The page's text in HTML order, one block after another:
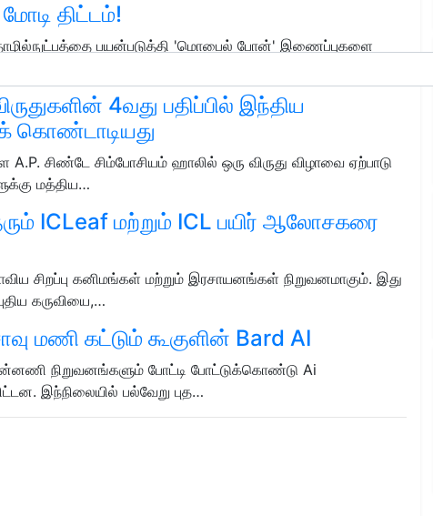
திட்டம்!
பயன்படுத்தி 'மொபைல் போன்' இணைப்புகளை
4வது பதிப்பில் இந்திய
கொண்டாடியது
சிண்டே சிம்போசியம் ஹாலில் ஒரு விருது விழாவை ஏற்பாடு
மத்திய…
ICLeaf மற்றும் ICL பயிர் ஆலோசகரை
சிறப்பு கனிமங்கள் மற்றும் இரசாயனங்கள் நிறுவனமாகும். இது
கருவியை,…
மணி கட்டும் கூகுளின் Bard AI
நிறுவனங்களும் போட்டி போட்டுக்கொண்டு Ai
இந்நிலையில் பல்வேறு புத…